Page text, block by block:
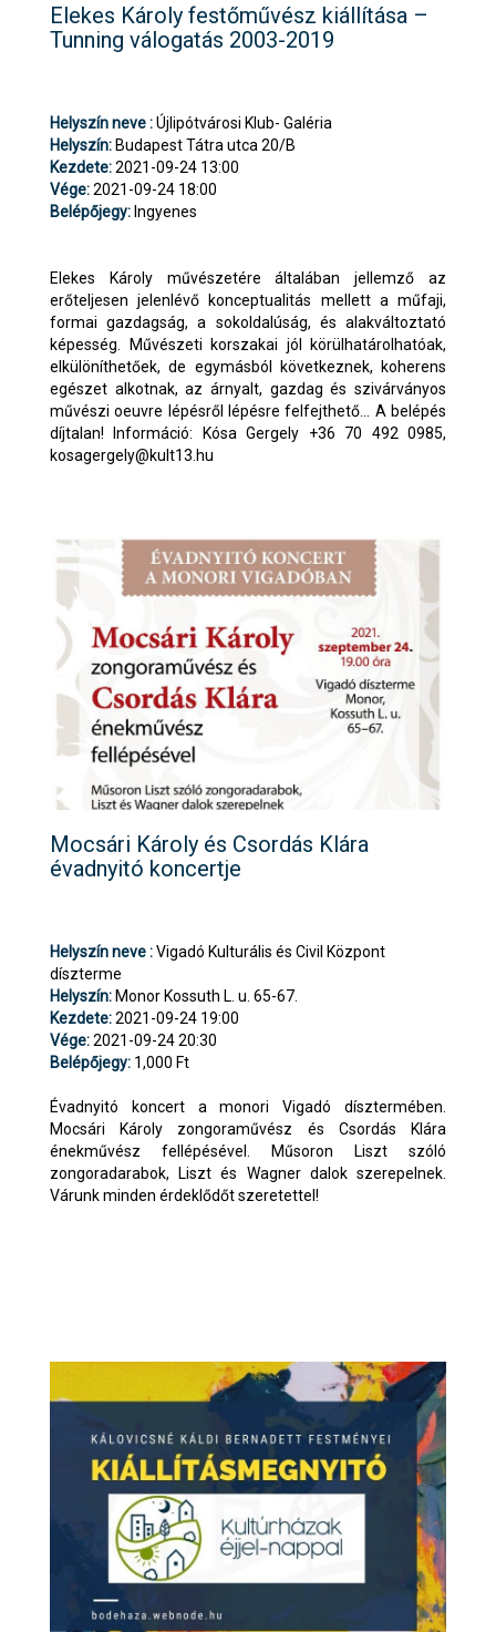
Elekes Károly festőművész kiállítása –
Tunning válogatás 2003-2019
Helyszín neve :Újlipótvárosi Klub- Galéria
Helyszín: Budapest Tátra utca 20/B
Kezdete:2021-09-24 13:00
Vége:2021-09-24 18:00
Belépőjegy: Ingyenes
Elekes Károly művészetére általában jellemző az
erőteljesen jelenlévő konceptualitás mellett a műfaji,
formai gazdagság, a sokoldalúság, és alakváltoztató
képesség. Művészeti korszakai jól körülhatárolhatóak,
elkülöníthetőek, de egymásból következnek, koherens
egészet alkotnak, az árnyalt, gazdag és szivárványos
művészi oeuvre lépésről lépésre felfejthető... A belépés
díjtalan! Információ: Kósa Gergely +36 70 492 0985,
kosagergely@kult13.hu
Mocsári Károly és Csordás Klára
évadnyitó koncertje
Helyszín neve :Vigadó Kulturális és Civil Központ
díszterme
Helyszín: Monor Kossuth L. u. 65-67.
Kezdete:2021-09-24 19:00
Vége:2021-09-24 20:30
Belépőjegy: 1,000 Ft
Évadnyitó koncert a monori Vigadó dísztermében.
Mocsári Károly zongoraművész és Csordás Klára
énekművész fellépésével. Műsoron Liszt szóló
zongoradarabok, Liszt és Wagner dalok szerepelnek.
Várunk minden érdeklődőt szeretettel!